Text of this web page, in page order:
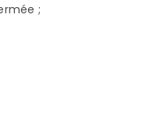
;